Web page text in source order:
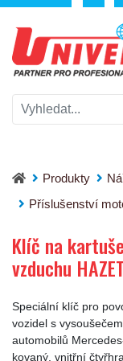
Produkty
Příslušenství
Klíč na kartuše s
Klíč na
vzduchu
Speciální klíč pro
vozidel s
automobilů
kovaný, vnitřní